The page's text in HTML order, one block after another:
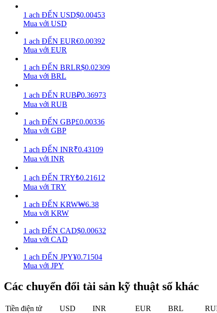
Power Piggy
Làm cho tài sản của bạn tăng giá trị đều đặn
Staking
Lợi nhuận cao và truy cập ngay lập tức
1 ach ĐẾN USD$0.00453
Mua với USD
1 ach ĐẾN EUR€0.00392
Mua với EUR
1 ach ĐẾN BRLR$0.02309
Mua với BRL
1 ach ĐẾN RUB₽0.36973
Mua với RUB
1 ach ĐẾN GBP£0.00336
Mua với GBP
1 ach ĐẾN INR₹0.43109
Mua với INR
1 ach ĐẾN TRY₺0.21612
Mua với TRY
1 ach ĐẾN KRW₩6.38
Mua với KRW
1 ach ĐẾN CAD$0.00632
Mua với CAD
1 ach ĐẾN JPY¥0.71504
Mua với JPY
Các chuyển đổi tài sản kỹ thuật số khác
Tiền điện tử USD INR EUR BRL